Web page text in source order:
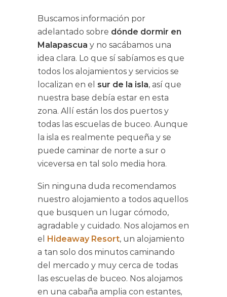
Buscamos información por
adelantado sobre dónde dormir en
Malapascua y no sacábamos una
idea clara. Lo que sí sabíamos es que
todos los alojamientos y servicios se
localizan en el sur de la isla, así que
nuestra base debía estar en esta
zona. Allí están los dos puertos y
todas las escuelas de buceo. Aunque
la isla es realmente pequeña y se
puede caminar de norte a sur o
viceversa en tal solo media hora.
Sin ninguna duda recomendamos
nuestro alojamiento a todos aquellos
que busquen un lugar cómodo,
agradable y cuidado. Nos alojamos en
el Hideaway Resort, un alojamiento
a tan solo dos minutos caminando
del mercado y muy cerca de todas
las escuelas de buceo. Nos alojamos
en una cabaña amplia con estantes,